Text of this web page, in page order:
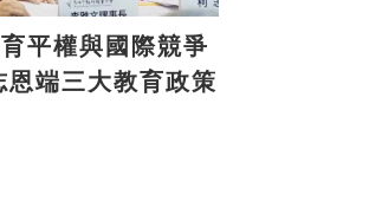
平權與國際競爭
志恩端三大教育政策